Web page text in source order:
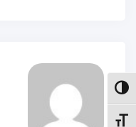
حالت کنتراست بالا